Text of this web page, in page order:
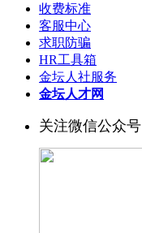
收费标准
客服中心
求职防骗
HR工具箱
金坛人社服务
金坛人才网
关注微信公众号